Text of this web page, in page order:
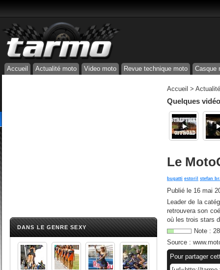
Accueil Actualité moto Video moto Revue technique moto Casque
DANS LE GENRE SEXY
Accueil >
Quelques
Le
bugatti estoril stefan
Publié le 16 mai
Leader de la
retrouvera son
où les trois stars
Note : 28
Source :
Pour partager